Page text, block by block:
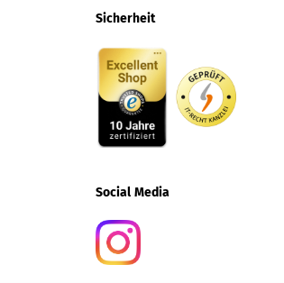
Sicherheit
Social Media